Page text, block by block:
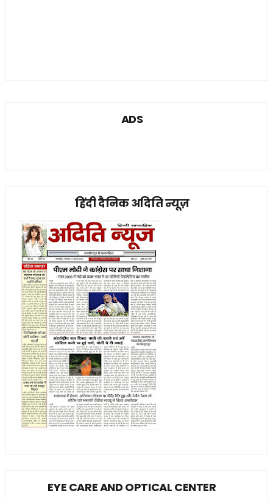
ADS
हिंदी दैनिक अदिति न्यूज़
EYE CARE AND OPTICAL CENTER